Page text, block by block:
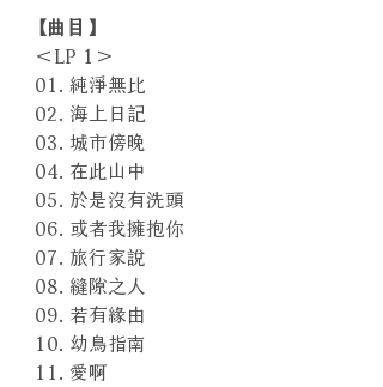
【曲目】
＜LP 1＞
01. 純淨無比
02. 海上日記
03. 城市傍晚
04. 在此山中
05. 於是沒有洗頭
06. 或者我擁抱你
07. 旅行家說
08. 縫隙之人
09. 若有緣由
10. 幼鳥指南
11. 愛啊